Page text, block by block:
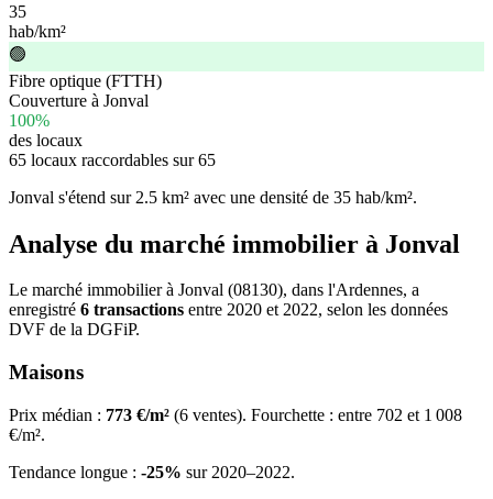
35
hab/km²
🟢
Fibre optique (FTTH)
Couverture à Jonval
100%
des locaux
65 locaux raccordables sur 65
Jonval s'étend sur 2.5 km² avec une densité de 35 hab/km².
Analyse du marché immobilier à Jonval
Le marché immobilier à Jonval (08130), dans l'Ardennes, a
enregistré 6 transactions entre 2020 et 2022, selon les données
DVF de la DGFiP.
Maisons
Prix médian : 773 €/m² (6 ventes). Fourchette : entre 702 et 1 008
€/m².
Tendance longue : -25% sur 2020–2022.